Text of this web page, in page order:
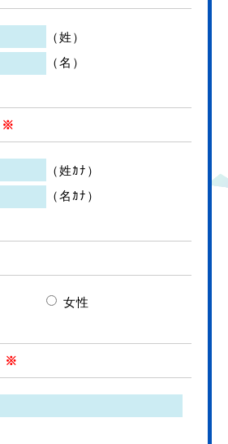
（姓）
（名）
※
（姓ｶﾅ）
（名ｶﾅ）
女性
※